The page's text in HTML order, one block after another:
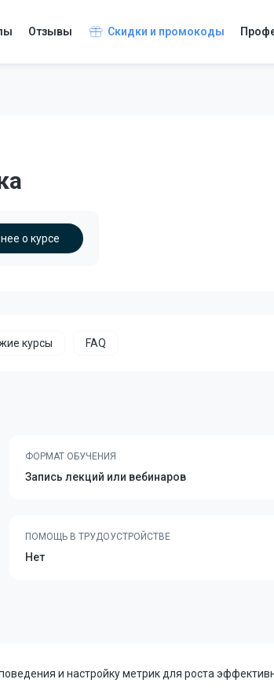
Отзывы Скидки и промокоды
о курсе
курсы FAQ
ФОРМАТ ОБУЧЕНИЯ
Запись лекций или вебинаров
ПОМОЩЬ В ТРУДОУСТРОЙСТВЕ
Нет
и настройку метрик для роста